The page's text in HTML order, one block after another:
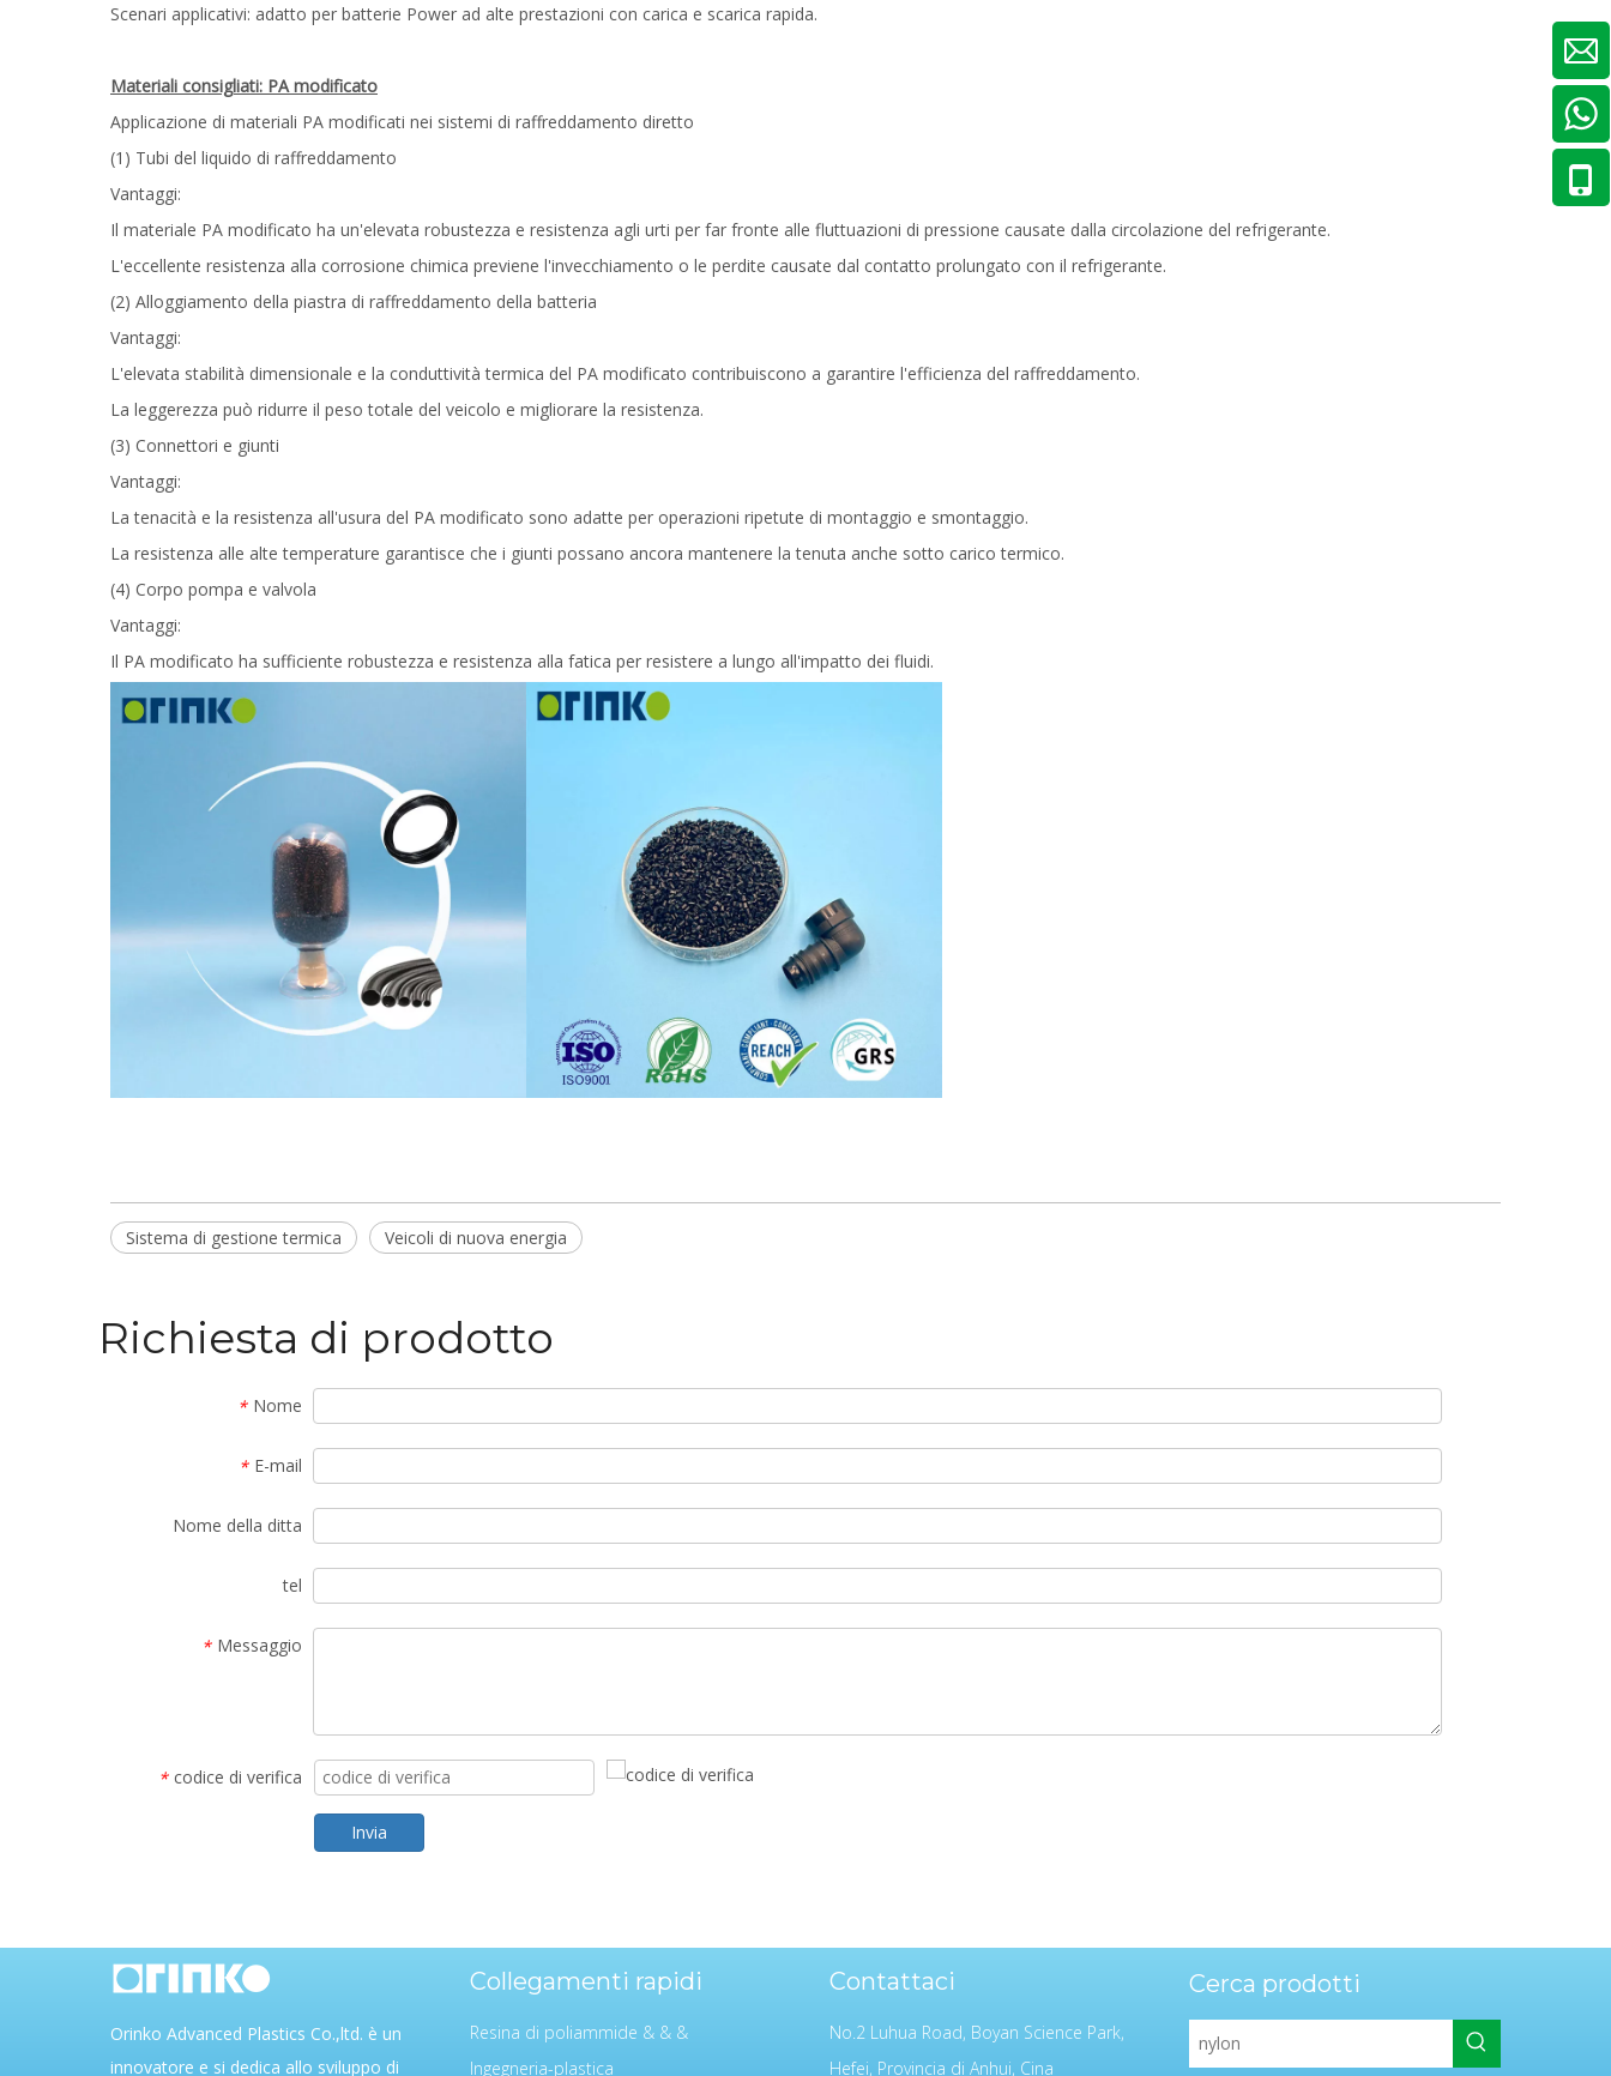
Scenari applicativi: adatto per batterie Power ad alte prestazioni con carica e scarica rapida.
Materiali consigliati: PA modificato
Applicazione di materiali PA modificati nei sistemi di raffreddamento diretto
(1) Tubi del liquido di raffreddamento
Vantaggi:
Il materiale PA modificato ha un'elevata robustezza e resistenza agli urti per far fronte alle fluttuazioni di pressione causate dalla circolazione del refrigerante.
L'eccellente resistenza alla corrosione chimica previene l'invecchiamento o le perdite causate dal contatto prolungato con il refrigerante.
(2) Alloggiamento della piastra di raffreddamento della batteria
Vantaggi:
L'elevata stabilità dimensionale e la conduttività termica del PA modificato contribuiscono a garantire l'efficienza del raffreddamento.
La leggerezza può ridurre il peso totale del veicolo e migliorare la resistenza.
(3) Connettori e giunti
Vantaggi:
La tenacità e la resistenza all'usura del PA modificato sono adatte per operazioni ripetute di montaggio e smontaggio.
La resistenza alle alte temperature garantisce che i giunti possano ancora mantenere la tenuta anche sotto carico termico.
(4) Corpo pompa e valvola
Vantaggi:
Il PA modificato ha sufficiente robustezza e resistenza alla fatica per resistere a lungo all'impatto dei fluidi.
Sistema di gestione termica Veicoli di nuova energia
Richiesta di prodotto
* Nome
* E-mail
Nome della ditta
tel
* Messaggio
* codice di verifica
Invia
Orinko Advanced Plastics Co.,ltd. è un
innovatore e si dedica allo sviluppo di
Collegamenti rapidi
Resina di poliammide & & &
Ingegneria-plastica
Contattaci
No.2 Luhua Road, Boyan Science Park,
Hefei, Provincia di Anhui, Cina
Cerca prodotti